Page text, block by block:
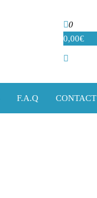
0
0,00€
F.A.Q CONTACT